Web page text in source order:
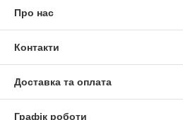
Про нас
Контакти
Доставка та оплата
Графік роботи